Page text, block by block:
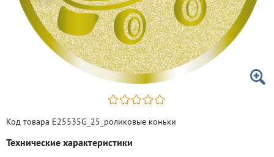
Код товара E25535G_25_роликовые коньки
Технические характеристики